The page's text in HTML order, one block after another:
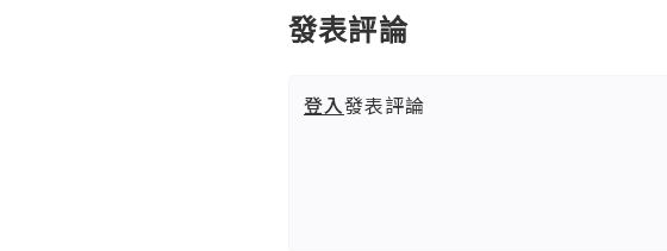
發表評論
登入發表評論